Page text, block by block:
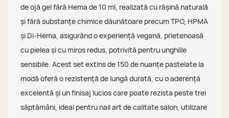
de ojă gel fără Hema de 10 ml, realizată cu rășină naturală
și fără substanțe chimice dăunătoare precum TPO, HPMA
și Di-Hema, asigurând o experiență vegană, prietenoasă
cu pielea și cu miros redus, potrivită pentru unghiile
sensibile. Acest set extins de 150 de nuanțe pastelate la
modă oferă o rezistență de lungă durată, cu o aderență
excelentă și un finisaj lucios care poate rezista peste trei
săptămâni, ideal pentru nail art de calitate salon, utilizare